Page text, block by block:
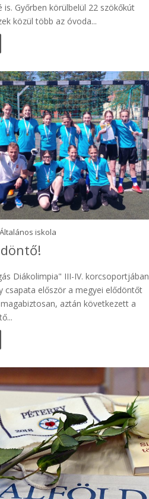
is. Győrben körülbelül 22 szökőkút
közül több az óvoda...
Általános iskola
Diákolimpia" III-IV. korcsoportjában
csapata először a megyei elődöntőt
aztán következett a